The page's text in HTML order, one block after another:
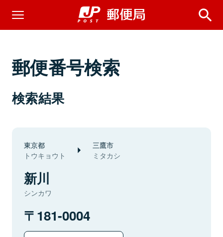
郵便番号検索
検索結果
東京都
トウキョウト
三鷹市
ミタカシ
新川
シンカワ
181-0004